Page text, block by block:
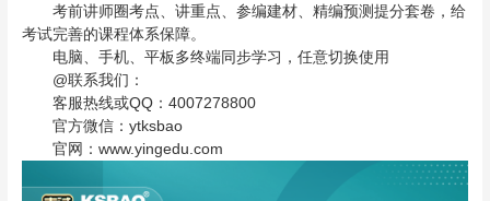
考前讲师圈考点、讲重点、参编建材、精编预测提分套卷，给
考试完善的课程体系保障。
电脑、手机、平板多终端同步学习，任意切换使用
@联系我们：
客服热线或QQ：4007278800
官方微信：ytksbao
官网：www.yingedu.com